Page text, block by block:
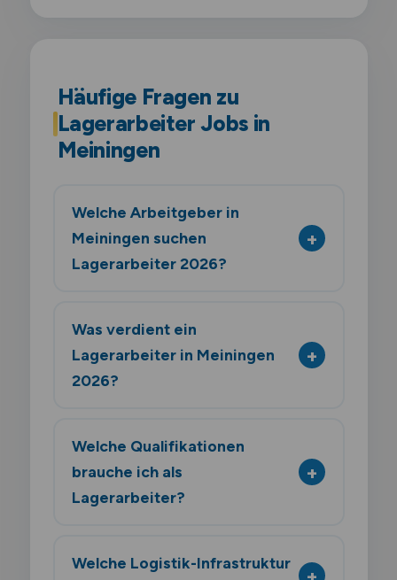
Häufige Fragen zu
Lagerarbeiter Jobs in
Meiningen
Welche Arbeitgeber in
Meiningen suchen
Lagerarbeiter 2026?
Was verdient ein
Lagerarbeiter in Meiningen
2026?
Welche Qualifikationen
brauche ich als
Lagerarbeiter?
Welche Logistik-Infrastruktur